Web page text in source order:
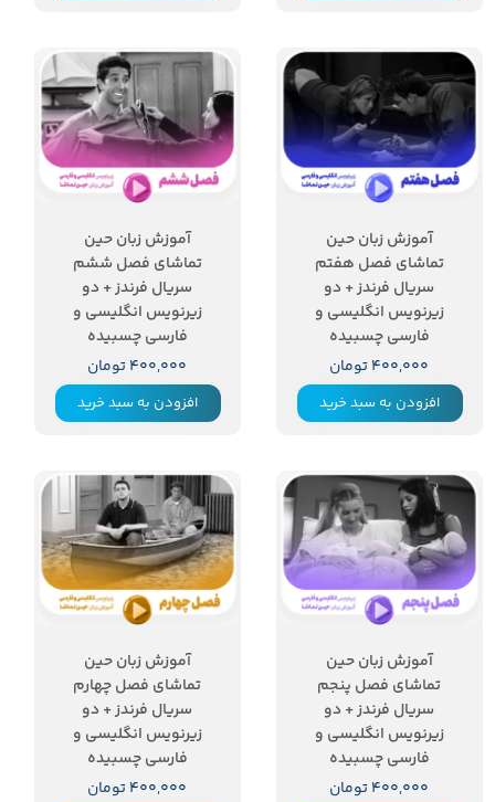
آموزش زبان حین
تماشای فصل هفتم
سریال فرندز + دو
زیرنویس انگلیسی و
فارسی چسبیده
۴۰۰,۰۰۰ تومان
افزودن به سبد خرید
آموزش زبان حین
تماشای فصل ششم
سریال فرندز + دو
زیرنویس انگلیسی و
فارسی چسبیده
۴۰۰,۰۰۰ تومان
افزودن به سبد خرید
آموزش زبان حین
تماشای فصل پنجم
سریال فرندز + دو
زیرنویس انگلیسی و
فارسی چسبیده
۴۰۰,۰۰۰ تومان
آموزش زبان حین
تماشای فصل چهارم
سریال فرندز + دو
زیرنویس انگلیسی و
فارسی چسبیده
۴۰۰,۰۰۰ تومان